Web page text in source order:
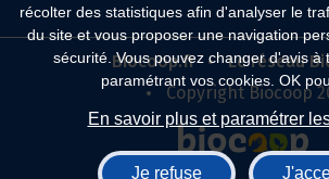
récolter des statistiques afin d'analyser le
du site et vous proposer une navigation
sécurité. Vous pouvez changer d'avis à
paramétrant vos cookies. OK
En savoir plus et paramétrer
Je refuse
Biocoop.fr
Le réseau
Copyright Biocoop